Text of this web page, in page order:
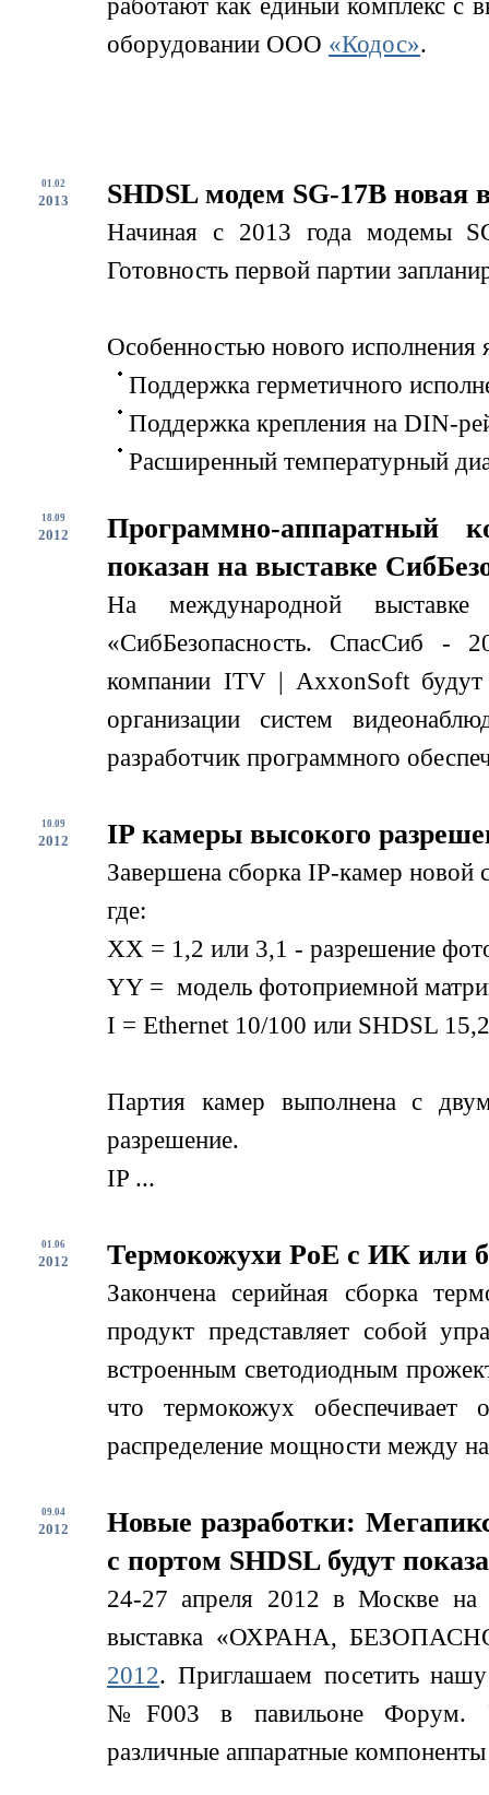
работают как единый комплекс с
оборудовании ООО «Кодос».
01.02
2013 SHDSL модем SG-17B
Начиная с 2013 года модемы
Готовность первой партии
Особенностью нового исполнения
Поддержка герметичного
Поддержка крепления на DIN-
Расширенный температурный
18.09
2012
Программно-аппаратный
показан на выставке
На международной
«СибБезопасность. СпасСиб -
компании ITV | AxxonSoft будут
организации систем
разработчик программного
10.09
2012 IP камеры высокого
Завершена сборка IP-камер
где:
XX = 1,2 или 3,1 - разрешение
YY = модель фотоприемной
I = Ethernet 10/100 или SHDSL
Партия камер выполнена с
разрешение.
IP ...
01.06
2012 Термокожухи PoE с ИК или
Закончена серийная сборка
продукт представляет собой
встроенным светодиодным
что термокожух обеспечивает
распределение мощности между
09.04
2012
Новые разработки:
с портом SHDSL будут
24-27 апреля 2012 в Москве на
выставка «ОХРАНА,
2012. Приглашаем посетить нашу
№F003 в павильоне Форум.
различные аппаратные